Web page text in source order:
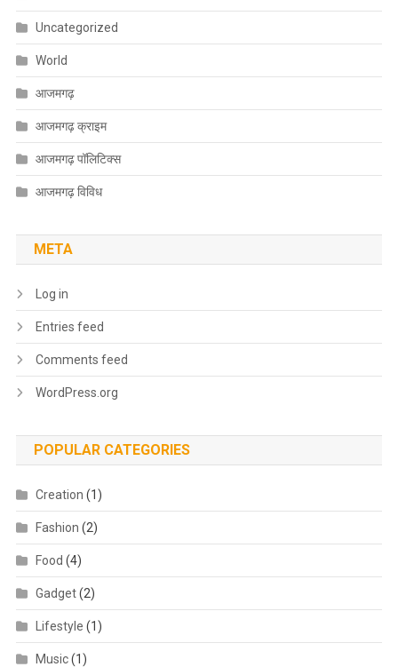
Uncategorized
World
आजमगढ़
आजमगढ़ क्राइम
आजमगढ़ पॉलिटिक्स
आजमगढ़ विविध
META
Log in
Entries feed
Comments feed
WordPress.org
POPULAR CATEGORIES
Creation (1)
Fashion (2)
Food (4)
Gadget(2)
Lifestyle (1)
Music(1)